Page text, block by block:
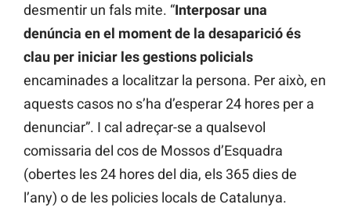
desmentir un fals mite. “Interposar una
denúncia en el moment de la desaparició és
clau per iniciar les gestions policials
encaminades a localitzar la persona. Per això, en
aquests casos no s’ha d’esperar 24 hores per a
denunciar”. I cal adreçar-se a qualsevol
comissaria del cos de Mossos d’Esquadra
(obertes les 24 hores del dia, els 365 dies de
l’any) o de les policies locals de Catalunya.